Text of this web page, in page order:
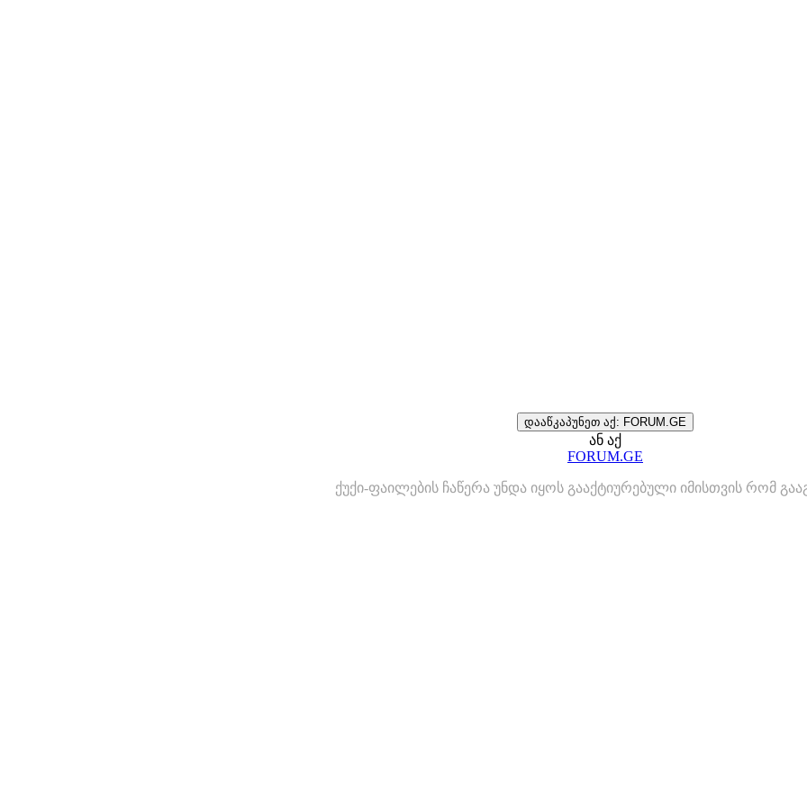
დააწკაპუნეთ აქ: FORUM.GE
ან აქ
FORUM.GE
ქუქი-ფაილების ჩაწერა უნდა იყოს გააქტიურებული იმისთვის რომ